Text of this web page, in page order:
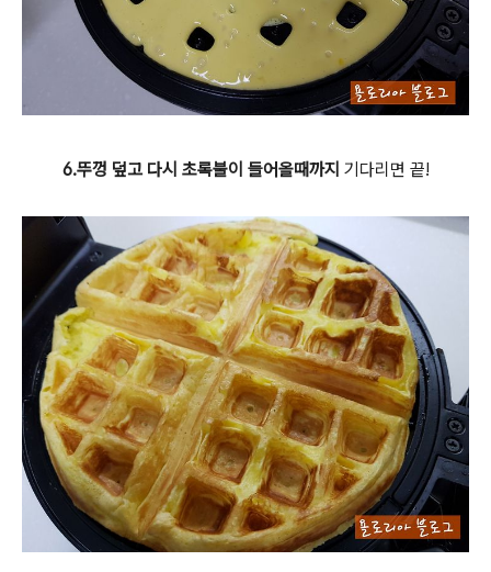
6.뚜껑 덮고 다시 초록불이 들어올때까지 기다리면 끝!